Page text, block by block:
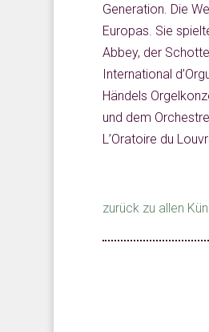
Generation. Die
Europas. Sie
Abbey, der
International
Händels
und dem
L’Oratoire du
zurück zu allen